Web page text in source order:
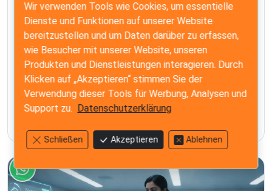
CHINA SOURCING
Lieferanten in China prüfen: Der Leitfaden
zur Risikominderung 2026
Meistern Sie die Prüfung von Lieferanten in China mit
unserem Leitfaden zur Risikominderung 2026.
Überprüfen Sie Lizenzen, auditieren Sie Fabriken und
sichern Sie Ihre Lieferkette vor kostspieligen Mängeln.
Wir verwenden Tools wie Cookies, um essentielle
Dienste und Funktionen auf unserer Website
bereitzustellen und um Daten darüber zu erfassen,
wie Besucher mit unserer Website, unseren
Produkten und Dienstleistungen interagieren. Durch
Klicken auf „Akzeptieren“ stimmen Sie der
Verwendung dieser Tools für Werbung, Analysen und
Support zu. Datenschutzerklärung
Schließen Akzeptieren Ablehnen